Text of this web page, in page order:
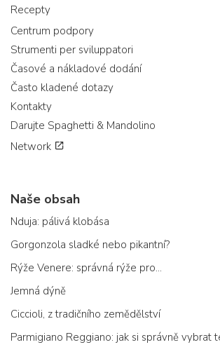
Recepty
Centrum podpory
Strumenti per sviluppatori
Časové a nákladové dodání
Často kladené dotazy
Kontakty
Darujte Spaghetti & Mandolino
Network
Naše obsah
Nduja: pálivá klobása
Gorgonzola sladké nebo pikantní?
Rýže Venere: správná rýže pro...
Jemná dýně
Ciccioli, z tradičního zemědělství